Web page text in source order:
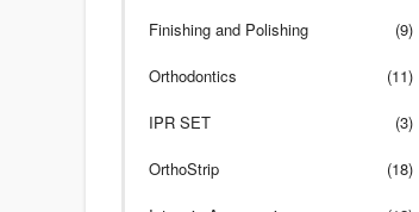
Finishing and Polishing (9)
Orthodontics (11)
IPR SET (3)
OrthoStrip (18)